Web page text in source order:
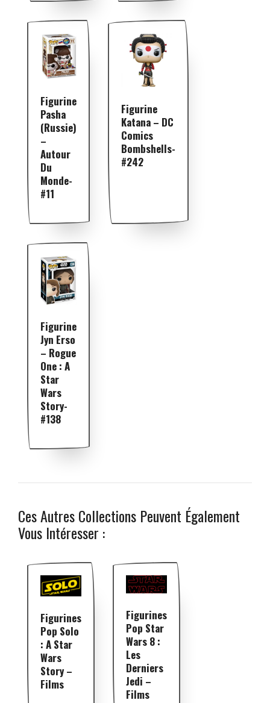
Figurine
Pasha
(Russie)
–
Autour
Du
Monde-
#11
Figurine
Katana – DC
Comics
Bombshells-
#242
Figurine
Jyn Erso
– Rogue
One : A
Star
Wars
Story-
#138
Ces Autres Collections Peuvent Également
Vous Intéresser :
Figurines
Pop Solo
: A Star
Wars
Story –
Films
Figurines
Pop Star
Wars 8 :
Les
Derniers
Jedi –
Films